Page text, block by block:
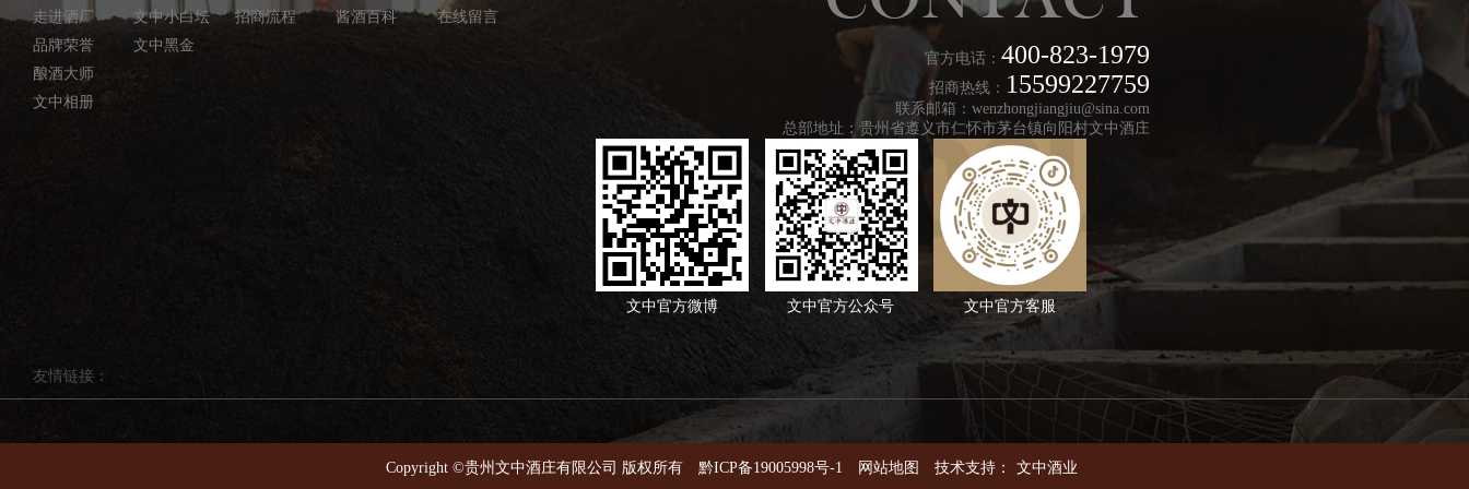
走进酒厂
品牌荣誉
酿酒大师
文中相册
文中小白坛
文中黑金
招商流程 酱酒百科 在线留言
官方电话：400-823-1979
招商热线： 15599227759
联系邮箱：wenzhongjiangjiu@sina.com
总部地址：贵州省遵义市仁怀市茅台镇向阳村文中酒庄
文中官方客服
文中官方公众号
文中官方微博
友情链接：
Copyright ©贵州文中酒庄有限公司 版权所有 黔ICP备19005998号-1 网站地图 技术支持： 文中酒业